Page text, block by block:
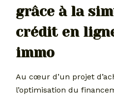
grâce à la
crédit en
immo
Au cœur d’un projet
l’optimisation du